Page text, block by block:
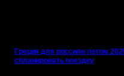
Греция для россиян летом
спланировать поездку